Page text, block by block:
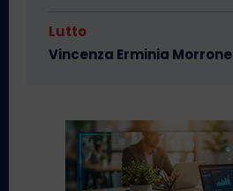
Lutto
Vincenza Erminia Morrone